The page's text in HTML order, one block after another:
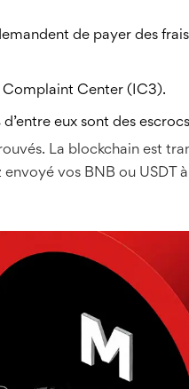
de payer des
Complaint Center (IC3).
eux sont des
La blockchain est
vos BNB ou USDT